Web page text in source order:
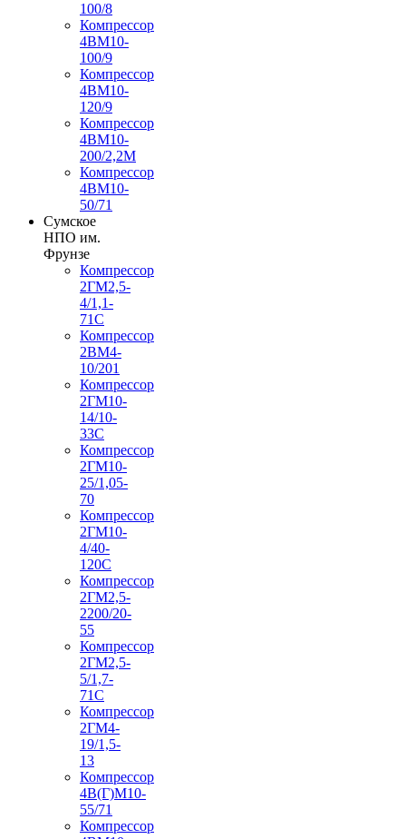
100/8
Компрессор
4ВМ10-
100/9
Компрессор
4ВМ10-
120/9
Компрессор
4ВМ10-
200/2,2М
Компрессор
4ВМ10-
50/71
Сумское
НПО им.
Фрунзе
Компрессор
2ГМ2,5-
4/1,1-
71С
Компрессор
2ВМ4-
10/201
Компрессор
2ГМ10-
14/10-
33С
Компрессор
2ГМ10-
25/1,05-
70
Компрессор
2ГМ10-
4/40-
120С
Компрессор
2ГМ2,5-
2200/20-
55
Компрессор
2ГМ2,5-
5/1,7-
71С
Компрессор
2ГМ4-
19/1,5-
13
Компрессор
4В(Г)М10-
55/71
Компрессор